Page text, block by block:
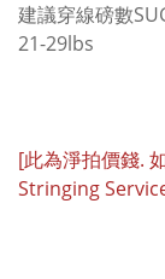
建議穿線磅數
21-29lbs
[此為淨拍價錢.
Stringing